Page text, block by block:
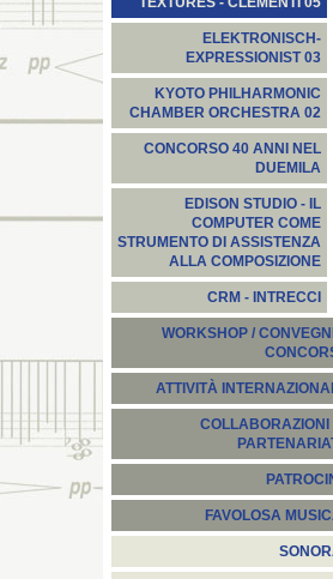
ELEKTRONISCH-
EXPRESSIONIST 03
KYOTO PHILHARMONIC
CHAMBER ORCHESTRA 02
CONCORSO 40 ANNI NEL
DUEMILA
EDISON STUDIO - IL
COMPUTER COME
STRUMENTO DI ASSISTENZA
ALLA COMPOSIZIONE
CRM - INTRECCI
WORKSHOP /
ATTIVITÀ
COLLABORAZIONI
FAVOLOSA